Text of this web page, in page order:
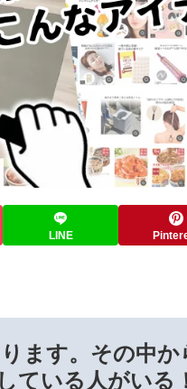
LINE
ます。その中
ている人がいる